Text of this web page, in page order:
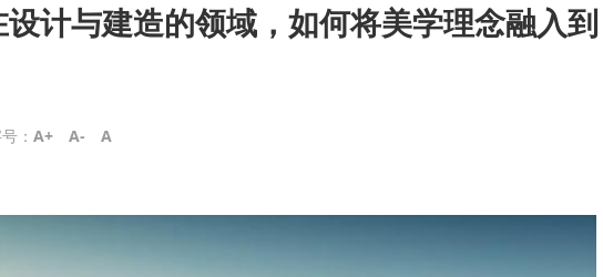
计与建造的领域，如何将美学理念融入到
： A+ A- A